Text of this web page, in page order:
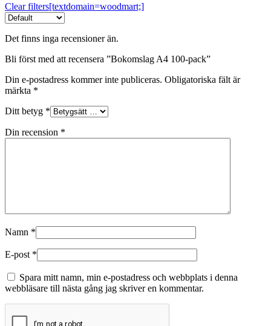
Clear filters[textdomain=woodmart;]
Det finns inga recensioner än.
Bli först med att recensera ”Bokomslag A4 100-pack”
Din e-postadress kommer inte publiceras. Obligatoriska fält är
märkta *
Ditt betyg *
Din recension *
Namn *
E-post *
Spara mitt namn, min e-postadress och webbplats i denna
webbläsare till nästa gång jag skriver en kommentar.